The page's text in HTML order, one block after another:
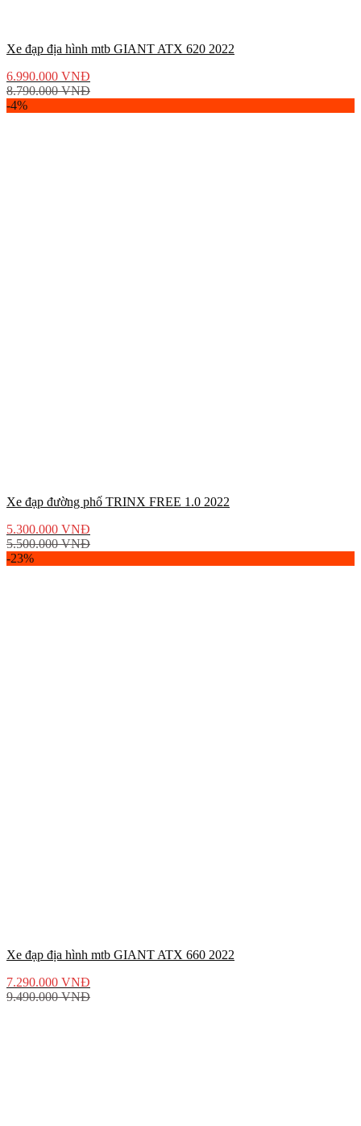
Xe đạp địa hình mtb GIANT ATX 620 2022
6.990.000 VNĐ
8.790.000VNĐ
-4%
Xe đạp đường phố TRINX FREE 1.0 2022
5.300.000 VNĐ
5.500.000VNĐ
-23%
Xe đạp địa hình mtb GIANT ATX 660 2022
7.290.000 VNĐ
9.490.000VNĐ